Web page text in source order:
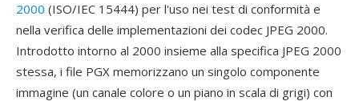
2000 (ISO/IEC 15444) per l'uso nei test di conformità e
nella verifica delle implementazioni dei codec JPEG 2000.
Introdotto intorno al 2000 insieme alla specifica JPEG 2000
stessa, i file PGX memorizzano un singolo componente
immagine (un canale colore o un piano in scala di grigi) con